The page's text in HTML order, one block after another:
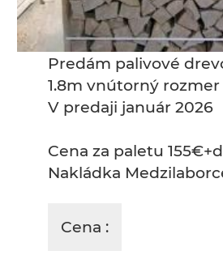
Predám palivové
1.8m vnútorný rozmer
V predaji január 2026
Cena za paletu
Nakládka
Cena :